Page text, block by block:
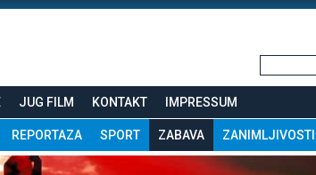
JUG FILM KONTAKT IMPRESSUM
REPORTAZA SPORT ZABAVA ZANIMLJIVOSTI